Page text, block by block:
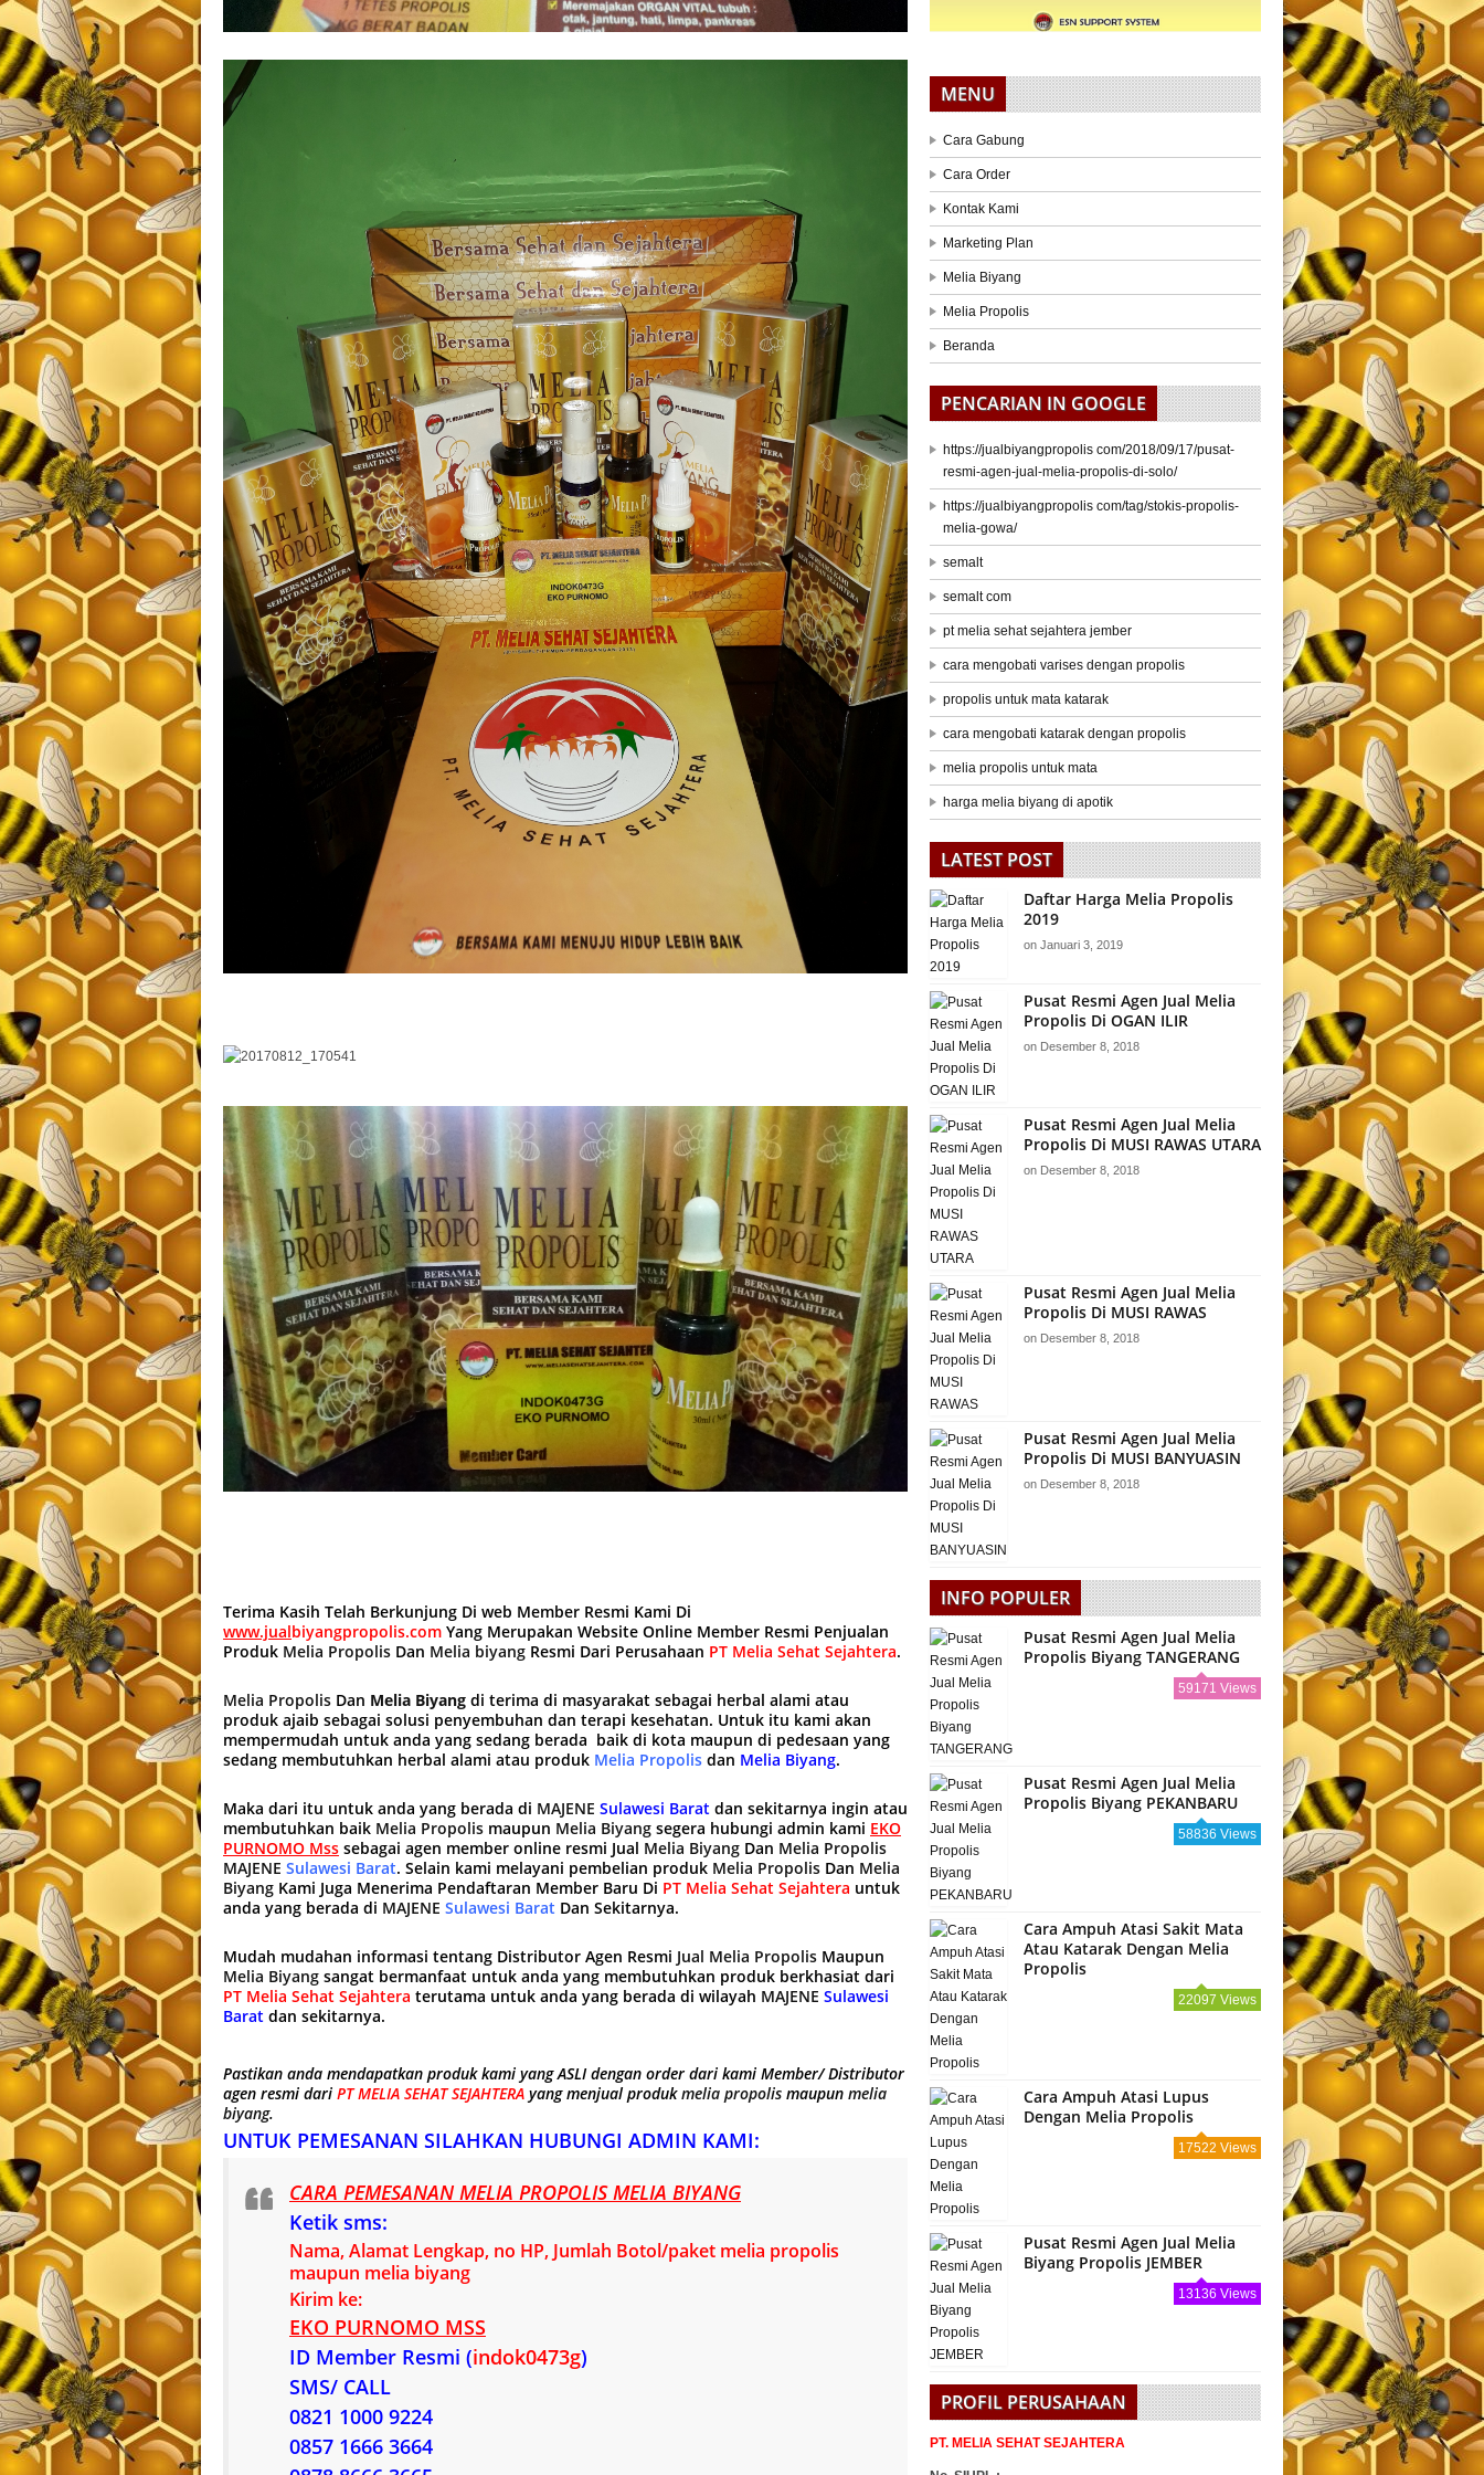
Terima Kasih Telah Berkunjung Di web Member Resmi Kami Di
www.jualbiyangpropolis.com Yang Merupakan Website Online Member Resmi Penjualan
Produk Melia Propolis Dan Melia biyang Resmi Dari Perusahaan PT Melia Sehat Sejahtera.
Melia Propolis Dan Melia Biyang di terima di masyarakat sebagai herbal alami atau
produk ajaib sebagai solusi penyembuhan dan terapi kesehatan. Untuk itu kami akan
mempermudah untuk anda yang sedang berada baik di kota maupun di pedesaan yang
sedang membutuhkan herbal alami atau produk Melia Propolis dan Melia Biyang.
Maka dari itu untuk anda yang berada di MAJENE Sulawesi Barat dan sekitarnya ingin atau
membutuhkan baik Melia Propolis maupun Melia Biyang segera hubungi admin kami EKO
PURNOMO Mss sebagai agen member online resmi Jual Melia Biyang Dan Melia Propolis
MAJENE Sulawesi Barat. Selain kami melayani pembelian produk Melia Propolis Dan Melia
Biyang Kami Juga Menerima Pendaftaran Member Baru Di PT Melia Sehat Sejahtera untuk
anda yang berada di MAJENE Sulawesi Barat Dan Sekitarnya.
Mudah mudahan informasi tentang Distributor Agen Resmi Jual Melia Propolis Maupun
Melia Biyang sangat bermanfaat untuk anda yang membutuhkan produk berkhasiat dari
PT Melia Sehat Sejahtera terutama untuk anda yang berada di wilayah MAJENE Sulawesi
Barat dan sekitarnya.
Pastikan anda mendapatkan produk kami yang ASLI dengan order dari kami Member/ Distributor
agen resmi dari PT MELIA SEHAT SEJAHTERA yang menjual produkmelia propolis maupun melia
biyang.
UNTUK PEMESANAN SILAHKAN HUBUNGI ADMIN KAMI:
CARA PEMESANAN MELIA PROPOLIS MELIA BIYANG
Ketik sms:
Nama, Alamat Lengkap, no HP, Jumlah Botol/paket melia propolis
maupun melia biyang
Kirim ke:
EKO PURNOMO MSS
ID Member Resmi (indok0473g)
SMS/ CALL
0821 1000 9224
0857 1666 3664
MENU
Cara Gabung
Cara Order
Kontak Kami
Marketing Plan
Melia Biyang
Melia Propolis
Beranda
PENCARIAN IN GOOGLE
https://jualbiyangpropolis com/2018/09/17/pusat-
resmi-agen-jual-melia-propolis-di-solo/
https://jualbiyangpropolis com/tag/stokis-propolis-
melia-gowa/
semalt
semalt com
pt melia sehat sejahtera jember
cara mengobati varises dengan propolis
propolis untuk mata katarak
cara mengobati katarak dengan propolis
melia propolis untuk mata
harga melia biyang di apotik
LATEST POST
Daftar Harga Melia Propolis
2019
on Januari 3, 2019
Pusat Resmi Agen Jual Melia
Propolis Di OGAN ILIR
on Desember 8, 2018
Pusat Resmi Agen Jual Melia
Propolis Di MUSI RAWAS UTARA
on Desember 8, 2018
Pusat Resmi Agen Jual Melia
Propolis Di MUSI RAWAS
on Desember 8, 2018
Pusat Resmi Agen Jual Melia
Propolis Di MUSI BANYUASIN
on Desember 8, 2018
INFO POPULER
Pusat Resmi Agen Jual Melia
Propolis Biyang TANGERANG
59171 Views
Pusat Resmi Agen Jual Melia
Propolis Biyang PEKANBARU
58836 Views
Cara Ampuh Atasi Sakit Mata
Atau Katarak Dengan Melia
Propolis
22097 Views
Cara Ampuh Atasi Lupus
Dengan Melia Propolis
17522 Views
Pusat Resmi Agen Jual Melia
Biyang Propolis JEMBER
13136 Views
PROFIL PERUSAHAAN
PT. MELIA SEHAT SEJAHTERA